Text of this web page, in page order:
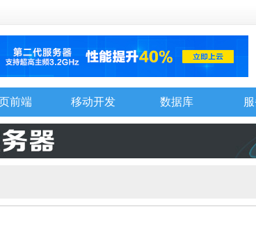
前端 移动开发 数据库